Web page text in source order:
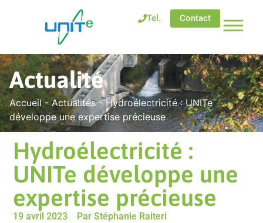
Tel. Contact
Actualité
Accueil-Actualités-Hydroélectricité : UNITe
développe une expertise précieuse
Hydroélectricité :
UNITe développe une
expertise précieuse
19 avril 2023 ParStéphanie Raiteri